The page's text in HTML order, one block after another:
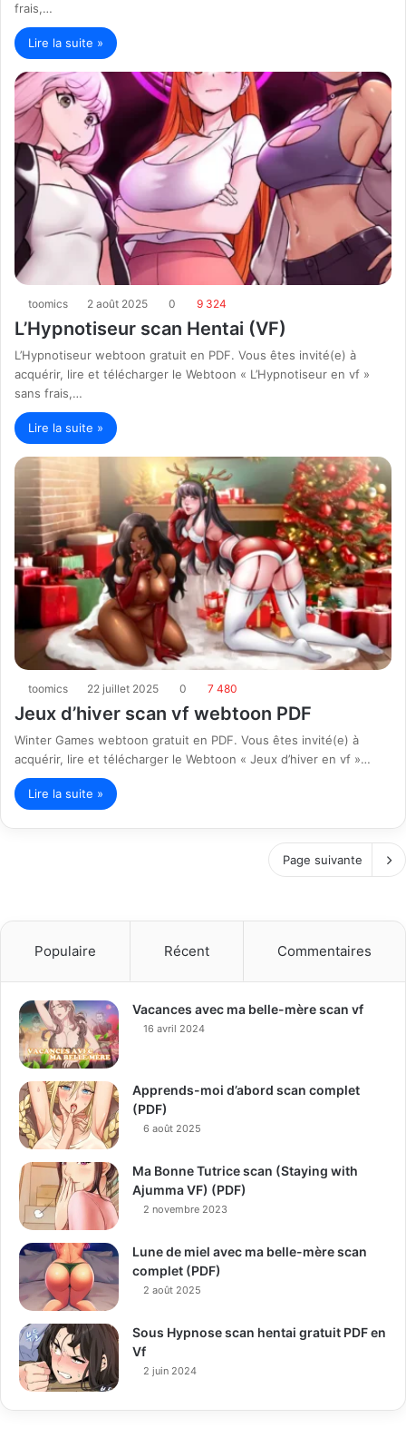
frais,…
Lire la suite »
toomics 2 août 2025 0 9 324
L’Hypnotiseur scan Hentai (VF)
L’Hypnotiseur webtoon gratuit en PDF. Vous êtes invité(e) à
acquérir, lire et télécharger le Webtoon « L’Hypnotiseur en vf »
sans frais,…
Lire la suite »
toomics 22 juillet 2025 0 7 480
Jeux d’hiver scan vf webtoon PDF
Winter Games webtoon gratuit en PDF. Vous êtes invité(e) à
acquérir, lire et télécharger le Webtoon « Jeux d’hiver en vf »…
Lire la suite »
Page suivante
Populaire Récent Commentaires
Vacances avec ma belle-mère scan vf
16 avril 2024
Apprends-moi d’abord scan complet
(PDF)
6 août 2025
Ma Bonne Tutrice scan (Staying with
Ajumma VF) (PDF)
2 novembre 2023
Lune de miel avec ma belle-mère scan
complet (PDF)
2 août 2025
Sous Hypnose scan hentai gratuit PDF en
Vf
2 juin 2024